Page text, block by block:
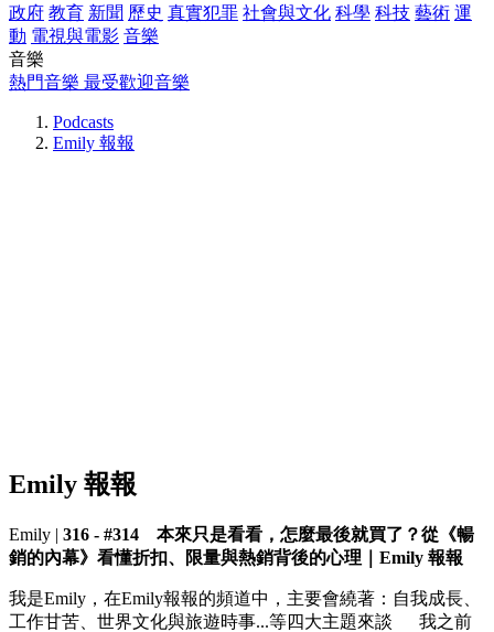
政府 教育 新聞 歷史 真實犯罪 社會與文化 科學 科技 藝術 運
動 電視與電影 音樂
音樂
熱門音樂 最受歡迎音樂
Podcasts
Emily 報報
Emily 報報
Emily | 316 - #314 本來只是看看，怎麼最後就買了？從《暢
銷的內幕》看懂折扣、限量與熱銷背後的心理｜Emily 報報
我是Emily，在Emily報報的頻道中，主要會繞著：自我成長、
工作甘苦、世界文化與旅遊時事...等四大主題來談 我之前